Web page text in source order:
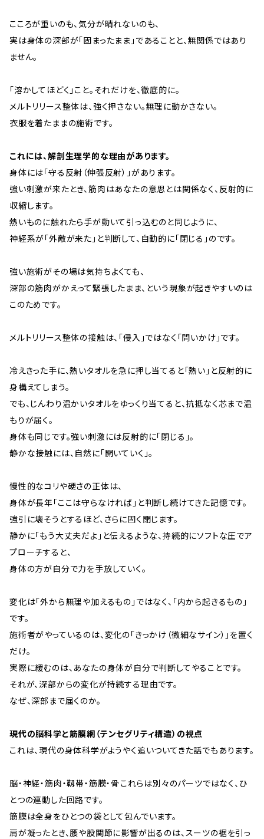
こころが重いのも、気分が晴れないのも、
実は身体の深部が「固まったまま」であることと、無関係ではあり
ません。
「溶かしてほどく」こと。それだけを、徹底的に。
メルトリリース整体は、強く押さない。無理に動かさない。
衣服を着たままの施術です。
これには、解剖生理学的な理由があります。
身体には「守る反射（伸張反射）」があります。
強い刺激が来たとき、筋肉はあなたの意思とは関係なく、反射的に
収縮します。
熱いものに触れたら手が動いて引っ込むのと同じように、
神経系が「外敵が来た」と判断して、自動的に「閉じる」のです。
強い施術がその場は気持ちよくても、
深部の筋肉がかえって緊張したまま、という現象が起きやすいのは
このためです。
メルトリリース整体の接触は、「侵入」ではなく「問いかけ」です。
冷えきった手に、熱いタオルを急に押し当てると「熱い」と反射的に
身構えてしまう。
でも、じんわり温かいタオルをゆっくり当てると、抗抵なく芯まで温
もりが届く。
身体も同じです。強い刺激には反射的に「閉じる」。
静かな接触には、自然に「開いていく」。
慢性的なコリや硬さの正体は、
身体が長年「ここは守らなければ」と判断し続けてきた記憶です。
強引に壊そうとするほど、さらに固く閉じます。
静かに「もう大丈夫だよ」と伝えるような、持続的にソフトな圧でア
プローチすると、
身体の方が自分で力を手放していく。
変化は「外から無理や加えるもの」ではなく、「内から起きるもの」
です。
施術者がやっているのは、変化の「きっかけ（微細なサイン）」を置く
だけ。
実際に緩むのは、あなたの身体が自分で判断してやることです。
それが、深部からの変化が持続する理由です。
なぜ、深部まで届くのか。
現代の脳科学と筋膜網（テンセグリティ構造）の視点
これは、現代の身体科学がようやく追いついてきた話でもあります。
脳・神経・筋肉・靱帯・筋膜・骨――これらは別々のパーツではなく、ひ
とつの連動した回路です。
筋膜は全身をひとつの袋として包んでいます。
肩が凝ったとき、腰や股関節に影響が出るのは、スーツの裾を引っ